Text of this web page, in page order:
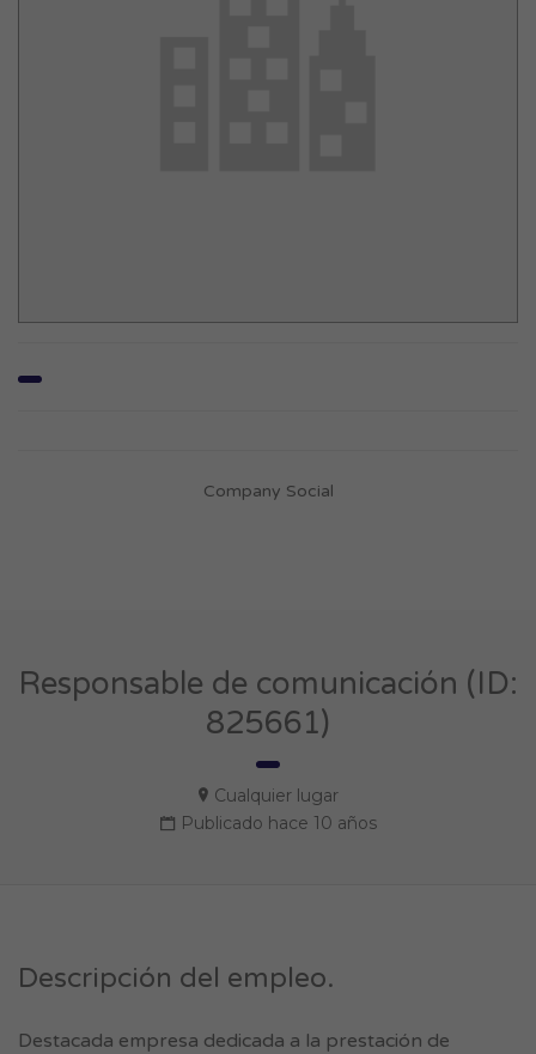
Company Social
Responsable de comunicación (ID:
825661)
Cualquier lugar
Publicado hace 10 años
Descripción del empleo.
Destacada empresa dedicada a la prestación de